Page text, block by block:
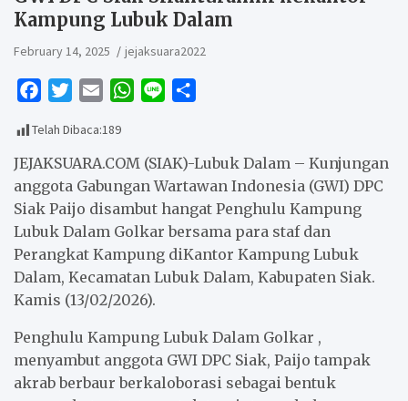
Kampung Lubuk Dalam
February 14, 2025 jejaksuara2022
c
e
b
o
o
k
i
t
e
r
a
i
l
W
t
s
A
p
p
e
r
e
Telah Dibaca:189
JEJAKSUARA.COM (SIAK)-Lubuk Dalam – Kunjungan
anggota Gabungan Wartawan Indonesia (GWI) DPC
Siak Paijo disambut hangat Penghulu Kampung
Lubuk Dalam Golkar bersama para staf dan
Perangkat Kampung diKantor Kampung Lubuk
Dalam, Kecamatan Lubuk Dalam, Kabupaten Siak.
Kamis (13/02/2026).
Penghulu Kampung Lubuk Dalam Golkar ,
menyambut anggota GWI DPC Siak, Paijo tampak
akrab berbaur berkaloborasi sebagai bentuk